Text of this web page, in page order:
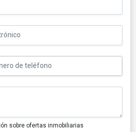
sobre ofertas inmobiliarias